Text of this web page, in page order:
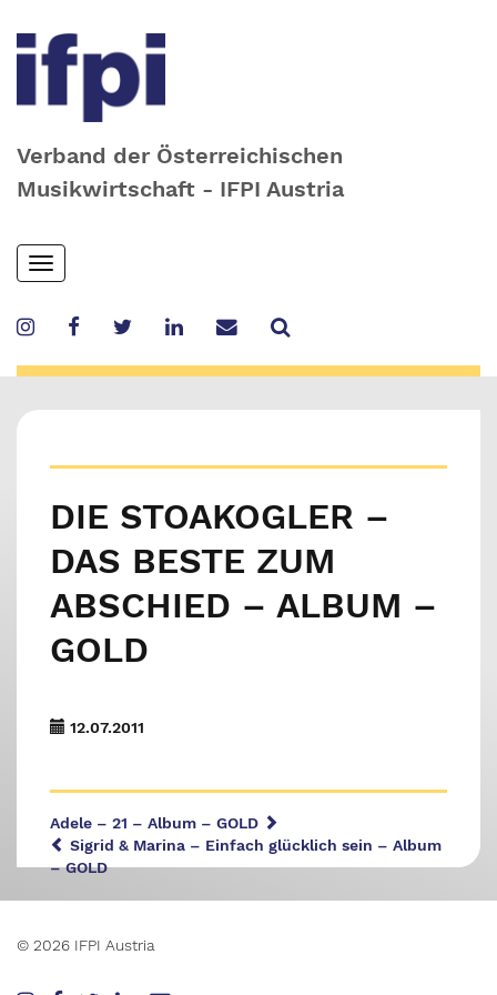
Verband der Österreichischen
Musikwirtschaft - IFPI Austria
Skip
to
content
Toggle
navigation
DIE STOAKOGLER –
DAS BESTE ZUM
ABSCHIED – ALBUM –
GOLD
12.07.2011
Adele – 21 – Album – GOLD
Sigrid & Marina – Einfach glücklich sein – Album
– GOLD
© 2026 IFPI Austria